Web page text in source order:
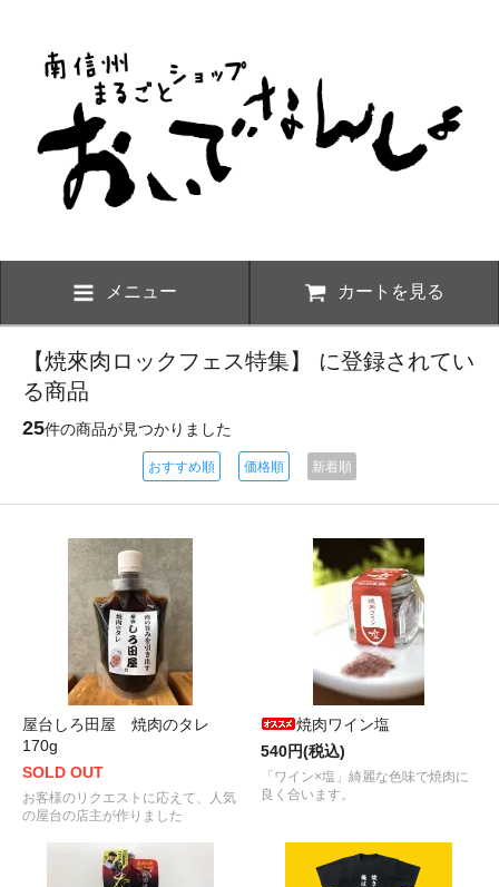
メニュー カートを見る
【焼來肉ロックフェス特集】 に登録されてい
る商品
25件の商品が見つかりました
おすすめ順 価格順 新着順
屋台しろ田屋 焼肉のタレ
170g
SOLD OUT
お客様のリクエストに応えて、人気
の屋台の店主が作りました
焼肉ワイン塩
540円(税込)
「ワイン×塩」綺麗な色味で焼肉に
良く合います。